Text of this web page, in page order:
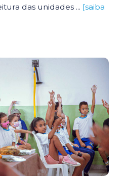
das unidades ... [saiba